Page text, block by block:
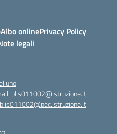
Albo onlinePrivacy Policy
legali
blis011002@istruzione.it
blis011002@pec.istruzione.it